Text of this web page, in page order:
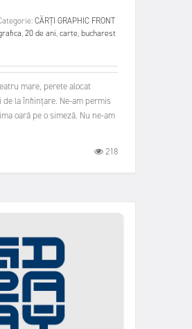
CĂRȚI GRAPHIC FRONT
,20 de ani,carte,bucharest
mare, perete alocat
de la înființare. Ne-am permis
oară pe o simeză. Nu ne-am
218